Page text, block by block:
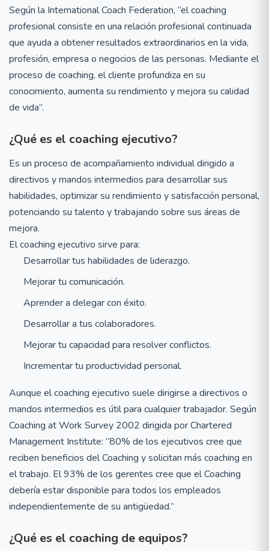
Según la International Coach Federation, “el coaching
profesional consiste en una relación profesional continuada
que ayuda a obtener resultados extraordinarios en la vida,
profesión, empresa o negocios de las personas. Mediante el
proceso de coaching, el cliente profundiza en su
conocimiento, aumenta su rendimiento y mejora su calidad
de vida”.
¿Qué es el coaching ejecutivo?
Es un proceso de acompañamiento individual dirigido a
directivos y mandos intermedios para desarrollar sus
habilidades, optimizar su rendimiento y satisfacción personal,
potenciando su talento y trabajando sobre sus áreas de
mejora.
El coaching ejecutivo sirve para:
Desarrollar tus habilidades de liderazgo.
Mejorar tu comunicación.
Aprender a delegar con éxito.
Desarrollar a tus colaboradores.
Mejorar tu capacidad para resolver conflictos.
Incrementar tu productividad personal.
Aunque el coaching ejecutivo suele dirigirse a directivos o
mandos intermedios es útil para cualquier trabajador. Según
Coaching at Work Survey 2002 dirigida por Chartered
Management Institute: “80% de los ejecutivos cree que
reciben beneficios del Coaching y solicitan más coaching en
el trabajo. El 93% de los gerentes cree que el Coaching
debería estar disponible para todos los empleados
independientemente de su antigüedad.”
¿Qué es el coaching de equipos?